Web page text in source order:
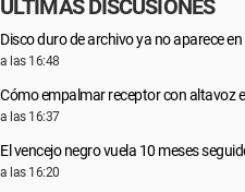
ÚLTIMAS DISCUSIONES
Disco duro de archivo ya no aparece
a las 16:48
Cómo empalmar receptor con altavoz
a las 16:37
El vencejo negro vuela 10 meses
a las 16:20